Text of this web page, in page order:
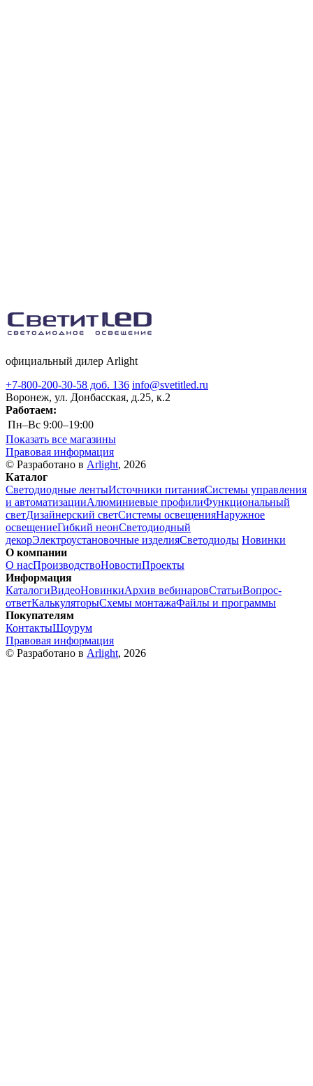
официальный дилер Arlight
+7-800-200-30-58 доб. 136 info@svetitled.ru
Воронеж, ул. Донбасская, д.25, к.2
Работаем:
Пн–Вс 9:00–19:00
Показать все магазины
Правовая информация
© Разработано в Arlight, 2026
Каталог
Светодиодные лентыИсточники питанияСистемы управления
и автоматизацииАлюминиевые профилиФункциональный
светДизайнерский светСистемы освещенияНаружное
освещениеГибкий неонСветодиодный
декорЭлектроустановочные изделияСветодиоды Новинки
О компании
О насПроизводствоНовостиПроекты
Информация
КаталогиВидеоНовинкиАрхив вебинаровСтатьиВопрос-
ответКалькуляторыСхемы монтажаФайлы и программы
Покупателям
КонтактыШоурум
Правовая информация
© Разработано в Arlight, 2026